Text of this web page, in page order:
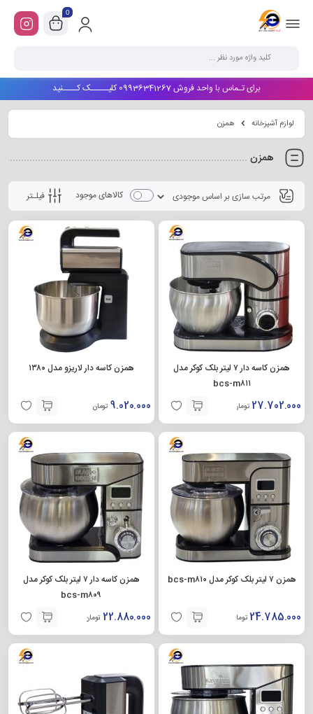
0
برای تـماس با واحد فروش 09936341267 کلیـــــک کــــنید
لوازم آشپزخانه همزن
همزن
فیلـتر کالاهای موجود
همزن کاسه دار ۷ لیتر بلک کوکر مدل
bcs-m۸۱۱
27.702.000 تومان
همزن کاسه دار لاریزو مدل ۱۳۸۰
9.020.000 تومان
همزن ۷ لیتر بلک کوکر مدل bcs-m۸۱۰
24.785.000 تومان
همزن کاسه دار ۷ لیتر بلک کوکر مدل
bcs-m۸۰۹
22.880.000 تومان